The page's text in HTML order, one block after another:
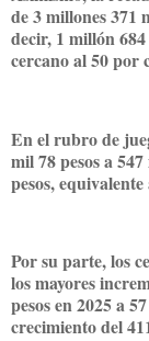
de 3 millones 371
decir, 1 millón
cercano al 50 por
En el rubro de
mil 78 pesos a
pesos,
Por su parte, los
los mayores
pesos en 2025 a
crecimiento del